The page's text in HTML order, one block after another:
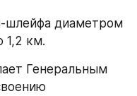
шлейфа диаметром
1,2 км.
Генеральным